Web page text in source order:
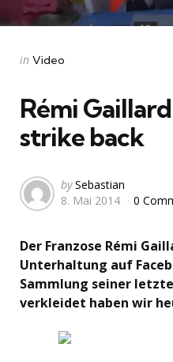
Categories
Posted
in Video
Rémi
strike back
Posted
by
by Sebastian
8. Mai 2014
0
Der Franzose Rémi
Unterhaltung auf
Sammlung seiner
verkleidet haben wir